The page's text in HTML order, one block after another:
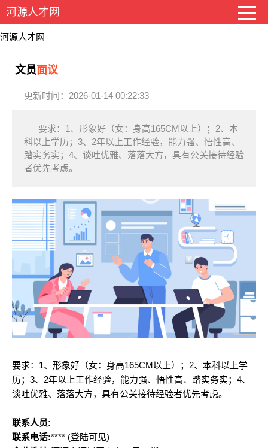
河源人才网
河源人才网
文员面议
更新时间：2026-01-14 00:22:33
要求：1、形象好（女：身高165CM以上）；2、本
科以上学历；3、2年以上工作经验，能力强、悟性高、
踏实务实；4、谈吐优雅、落落大方，具有公关接待经验
者优先考虑。
要求：1、形象好（女：身高165CM以上）；2、本科以上学
历；3、2年以上工作经验，能力强、悟性高、踏实务实；4、
谈吐优雅、落落大方，具有公关接待经验者优先考虑。
联系人员:
联系电话:**** (登陆可见)